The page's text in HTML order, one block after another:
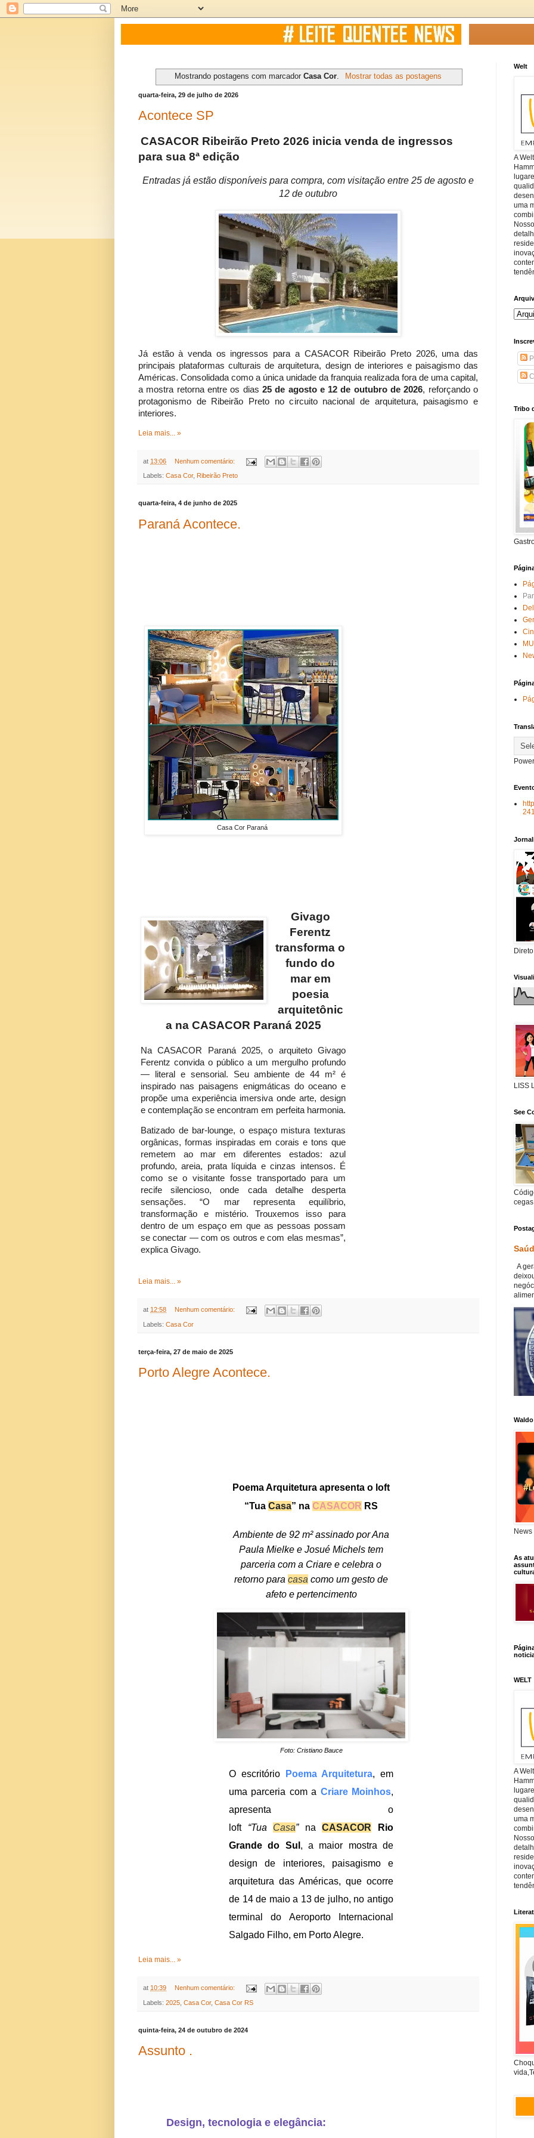
Mostrando postagens com marcadorCasa Cor Mostrar todas as postagens
quarta-feira, 29 de julho de 2026
Acontece SP
CASACOR Ribeirão Preto 2026 inicia venda de ingressos
para sua 8ª edição
Entradas já estão disponíveis para compra, com visitação entre 25 de agosto e
12 de outubro
Já estão à venda os ingressos para a CASACOR Ribeirão Preto 2026, uma das
principais plataformas culturais de arquitetura, design de interiores e paisagismo das
Américas. Consolidada como a única unidade da franquia realizada fora de uma capital,
a mostra retorna entre os dias 25 de agosto e 12 de outubro de 2026, reforçando o
protagonismo de Ribeirão Preto no circuito nacional de arquitetura, paisagismo e
interiores.
Leia mais... »
at 13:06 Nenhum comentário:
Labels: Casa Cor, Ribeirão Preto
quarta-feira, 4 de junho de 2025
Paraná Acontece.
Casa Cor Paraná
Givago
Ferentz
transforma o
fundo do
mar em
poesia
arquitetônic
a na CASACOR Paraná 2025
Na CASACOR Paraná 2025, o arquiteto Givago
Ferentz convida o público a um mergulho profundo
— literal e sensorial. Seu ambiente de 44 m² é
inspirado nas paisagens enigmáticas do oceano e
propõe uma experiência imersiva onde arte, design
e contemplação se encontram em perfeita harmonia.
Batizado de bar-lounge, o espaço mistura texturas
orgânicas, formas inspiradas em corais e tons que
remetem ao mar em diferentes estados: azul
profundo, areia, prata líquida e cinzas intensos. É
como se o visitante fosse transportado para um
recife silencioso, onde cada detalhe desperta
sensações. “O mar representa equilíbrio,
transformação e mistério. Trouxemos isso para
dentro de um espaço em que as pessoas possam
se conectar — com os outros e com elas mesmas”,
explica Givago.
Leia mais... »
at 12:58 Nenhum comentário:
Labels: Casa Cor
terça-feira, 27 de maio de 2025
Porto Alegre Acontece.
Poema Arquitetura apresenta o loft
“Tua Casa” na CASACOR RS
Ambiente de 92 m² assinado por Ana
Paula Mielke e Josué Michels tem
parceria com a Criare e celebra o
retorno para casa como um gesto de
afeto e pertencimento
Foto: Cristiano Bauce
O escritório Poema Arquitetura, em
uma parceria com a Criare Moinhos,
apresenta o
loft “Tua Casa”naCASACOR Rio
Grande do Sul , a maior mostra de
design de interiores, paisagismo e
arquitetura das Américas, que ocorre
de 14 de maio a 13 de julho, no antigo
terminal do Aeroporto Internacional
Salgado Filho, em Porto Alegre.
Leia mais... »
at 10:39 Nenhum comentário:
Labels: 2025 Casa Cor, Casa Cor RS
quinta-feira, 24 de outubro de 2024
Assunto .
Design, tecnologia e elegância:
Welt
A
uma
Tribo
LISS
See
cegas
A
As
WELT
A
uma